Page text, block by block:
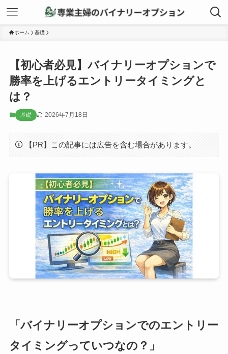
ホーム 基礎
【初心者必見】バイナリーオプションで
勝率を上げるエントリータイミングと
は？
基礎 2026年7月18日
【PR】この記事には広告を含む場合があります。
「バイナリーオプションでのエントリー
タイミングっていつなの？」